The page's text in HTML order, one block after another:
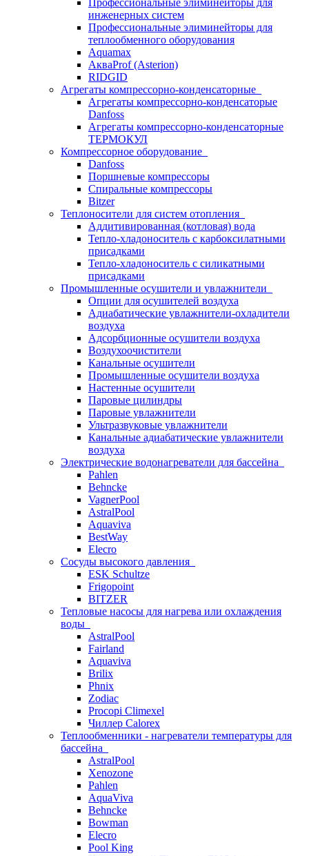
Профессиональные элиминейторы для
инженерных систем
Профессиональные элиминейторы для
теплообменного оборудования
Aquamax
АкваProf (Asterion)
RIDGID
Агрегаты компрессорно-конденсаторные
Агрегаты компрессорно-конденсаторые
Danfoss
Агрегаты компрессорно-конденсаторные
ТЕРМОКУЛ
Компрессорное оборудование
Danfoss
Поршневые компрессоры
Спиральные компрессоры
Bitzer
Теплоносители для систем отопления
Аддитивированная (котловая) вода
Тепло-хладоноситель с карбоксилатными
присадками
Тепло-хладоноситель с силикатными
присадками
Промышленные осушители и увлажнители
Опции для осушителей воздуха
Адиабатические увлажнители-охладители
воздуха
Адсорбционные осушители воздуха
Воздухоочистители
Канальные осушители
Промышленные осушители воздуха
Настенные осушители
Паровые цилиндры
Паровые увлажнители
Ультразвуковые увлажнители
Канальные адиабатические увлажнители
воздуха
Электрические водонагреватели для бассейна
Pahlen
Behncke
VagnerPool
AstralPool
Aquaviva
BestWay
Elecro
Сосуды высокого давления
ESK Schultze
Frigopoint
BITZER
Тепловые насосы для нагрева или охлаждения
воды
AstralPool
Fairland
Aquaviva
Brilix
Phnix
Zodiac
Procopi Climexel
Чиллер Calorex
Теплообменники - нагреватели температуры для
бассейна
AstralPool
Xenozone
Pahlen
AquaViva
Behncke
Bowman
Elecro
Pool King